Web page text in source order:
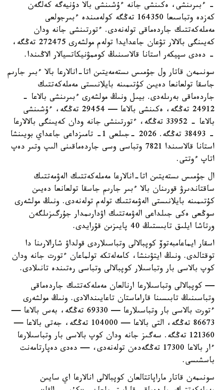
- ءبىرىنشى، ەكىنشى جانە ءۇشىنشى بالا دۇنيەگە كەلگەن
كەزدە وتباسىعا 164350 تەڭگە كولەمىندە ءبىرجولعى
مەملەكەتتىك جاردەماقى تولەنەدى. ءتورتىنشى جانە ودان
كەيىنگى بالالار تۋعان جاعدايدا تولەم مولشەرى 272475 تەڭگە،
- دەدى سپيكەر استانا قالاسىنىڭ كوممۋنيكاتسيالار الاڭىندا.
سونىمەن قاتار ول جۇمىس ىستەمەيتىن اتا-انالارعا بالا ءبىر جارىم
جاسقا تولعانعا دەيىن كۇتىمىنە بايلانىستى مەملەكەتتىك
جاردەماقى بەرىلەدى. بيىل ونىڭ مولشەرى ءبىرىنشى بالاعا -
24912 تەڭگە، ەكىنشى بالاعا — 29454 تەڭگە، ءۇشىنشى
بالاعا - 33952 تەڭگە، ءتورتىنشى جانە ودان كەيىنگى بالالارعا
- 38493 تەڭگە. 2026 -جىلعى 1- تامىزداعى جاعداي بويىنشا
استانا قالاسىندا 7821 وتباسى وسى جاردەماقىنى الىپ وتىر دەپ
اتاپ ءوتتى.
ال جۇمىس ىستەيتىن اتا-انالارعا مەملەكەتتىك الەۋمەتتىك
ساقتاندىرۋ قورىنان بالا ءبىر جارىم جاسقا تولعانعا دەيىن
كۇتىمىنە بايلانىستى الەۋمەتتىك تولەم تولەنەدى. ونىڭ مولشەرى
سوڭعى ەكى جىلداعى الەۋمەتتىك اۋدارىمدار جۇرگىزىلگەن
ورتاشا ايلىق تابىستىڭ 40 پايىزىن قۇرايدى.
اسقار ايماعامبەتوۆ كوپبالالى وتباسىلاردى قولداۋ شارالارىنا دا
توقتالدى. ونىڭ ايتۋىنشا، كامەلەتكە تولماعان ءتورت جانە ودان
كوپ بالاسى بار وتباسىلار كوپبالالى وتباسى رەتىندە تانىلادى.
— كوپبالالى وتباسىلارعا ارنالعان مەملەكەتتىك جاردەماقى
وتباسىنىڭ تابىسىنا قاراماستان تاعايىندالادى. ونىڭ مولشەرى
ءتورت بالاسى بار وتباسىلارعا — 69330 تەڭگە، بەس بالاعا —
86673 تەڭگە، التى بالاعا — 104000 تەڭگە، جەتى بالاعا —
121360 تەڭگە. سەگىز جانە ودان كوپ بالاسى بار وتباسىلارعا
ءار بالاعا 17300 تەڭگەدەن تولەنەدى، — دەدى دەپارتامەنت
باسشىسى.
سونىمەن قاتار ماراپاتتالعان كوپبالالى انالارعا اي سايىن